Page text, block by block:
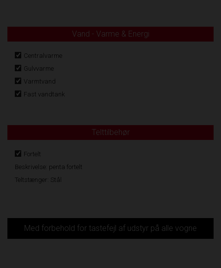
Vand - Varme & Energi
Centralvarme
Gulvvarme
Varmtvand
Fast vandtank
Telttilbehør
Fortelt
Beskrivelse: penta fortelt
Teltstænger: Stål
Med forbehold for tastefejl af udstyr på alle vogne